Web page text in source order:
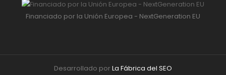
Financiado por la Unión Europea - NextGeneration EU
Desarrollado porLa Fábrica del SEO